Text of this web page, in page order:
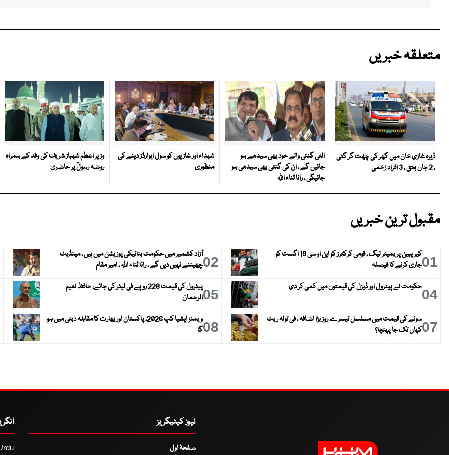
متعلقہ خبریں
ڈیرہ غازی خان میں گھر کی چھت گر گئی
، 2 جاں بحق ، 3 افراد زخمی
الٹی گنتی والے خود بھی سیدھے ہو
جائیں گے ، ان کی گنتی بھی سیدھی ہو
جائیگی ، رانا ثناء اللہ
شہداء اور غازیوں کو سول ایوارڈز دینے کی
منظوری
وزیر اعظم شہباز شریف کی وفد کے ہمراہ
روضہ رسولؐ پر حاضری
مقبول ترین خبریں
01
کیریبین پریمیئر لیگ ، قومی کرکٹرز کو این او سی 19 اگست کو
جاری کرنے کا فیصلہ
02آزاد کشمیر میں حکومت بنانیکی پوزیشن میں ہیں ، مینڈیٹ
چھیننے نہیں دیں گے ، رانا ثناء اللہ ، امیر مقام
04حکومت نے پیٹرول اور ڈیزل کی قیمتوں میں کمی کر دی 05
پیٹرول کی قیمت 228 روپے فی لیٹر کی جائے، حافظ نعیم
الرحمان
07سونے کی قیمت میں مسلسل تیسرے روز بڑا اضافہ ، فی تولہ ریٹ
کہاں تک جا پہنچا؟
08
ویمنز ایشیا کپ 2026، پاکستان اور بھارت کا مقابلہ دبئی میں ہو
گا
نیوز کیٹیگریز
صفحۂ اول